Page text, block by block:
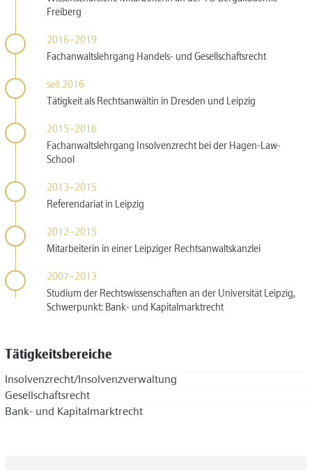
Freiberg
2016–2019
Fachanwaltslehrgang Handels- und Gesellschaftsrecht
seit 2016
Tätigkeit als Rechtsanwältin in Dresden und Leipzig
2015–2016
Fachanwaltslehrgang Insolvenzrecht bei der Hagen-Law-
School
2013–2015
Referendariat in Leipzig
2012–2015
Mitarbeiterin in einer Leipziger Rechtsanwaltskanzlei
2007–2013
Studium der Rechtswissenschaften an der Universität Leipzig,
Schwerpunkt: Bank- und Kapitalmarktrecht
Tätigkeitsbereiche
Insolvenzrecht/Insolvenzverwaltung
Gesellschaftsrecht
Bank- und Kapitalmarktrecht